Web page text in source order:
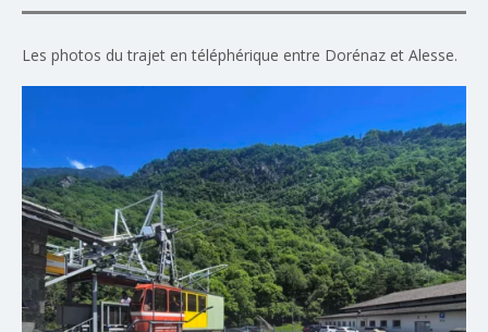
Les photos du trajet en téléphérique entre Dorénaz et Alesse.